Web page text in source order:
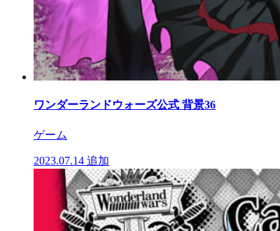
ワンダーランドウォーズ公式 背景36
ゲーム
2023.07.14 追加